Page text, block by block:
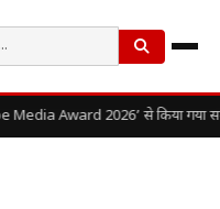
Media Award 2026’ से किया गया